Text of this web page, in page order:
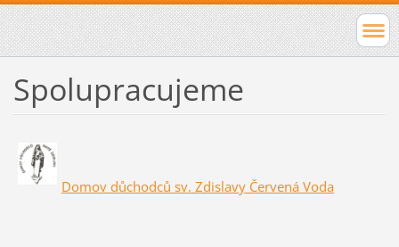
Spolupracujeme
Domov důchodců sv. Zdislavy Červená Voda